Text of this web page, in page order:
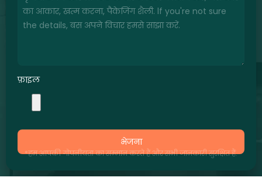
फ़ाइल
भेजना
*हम आपकी गोपनीयता का सम्मान करते हैं और सभी जानकारी सुरक्षित हैं.